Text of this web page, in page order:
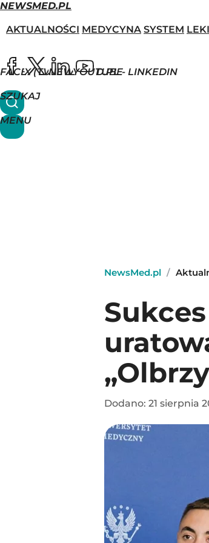
NEWSMED.PL
AKTUALNOŚCI MEDYCYNA SYSTEM LEKI
FACEBOOK
X (TWITTER)
NEWSMED.PL - LINKEDIN
YOUTUBE
SZUKAJ
MENU
NewsMed.pl /
Dodano: 21 sierpnia